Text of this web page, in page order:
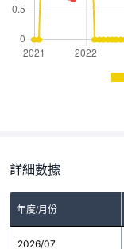
詳細數據
年度/月份
2026/07